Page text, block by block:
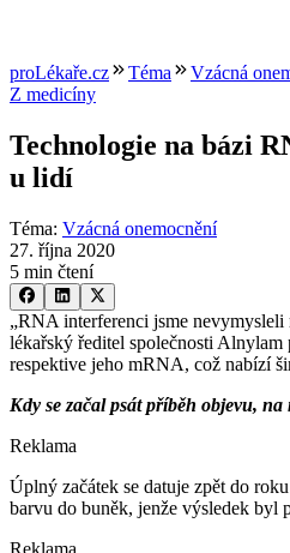
proLékaře.cz Téma
Vzácná
Z medicíny
Technologie na bázi
u lidí
Téma: Vzácná onemocnění
27. října 2020
5 min čtení
„RNA interferenci jsme
lékařský ředitel společnosti
respektive jeho mRNA, což nabízí
Kdy se začal psát příběh objevu,
Reklama
Úplný začátek se datuje zpět do
barvu do buněk, jenže výsledek byl
Reklama